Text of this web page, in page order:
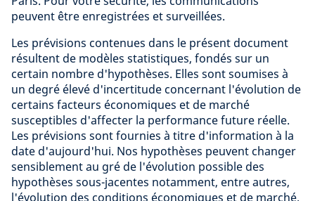
peuvent être enregistrées et surveillées.
Les prévisions contenues dans le présent document
résultent de modèles statistiques, fondés sur un
certain nombre d'hypothèses. Elles sont soumises à
un degré élevé d'incertitude concernant l'évolution de
certains facteurs économiques et de marché
susceptibles d'affecter la performance future réelle.
Les prévisions sont fournies à titre d'information à la
date d'aujourd'hui. Nos hypothèses peuvent changer
sensiblement au gré de l'évolution possible des
hypothèses sous-jacentes notamment, entre autres,
l'évolution des conditions économiques et de marché.